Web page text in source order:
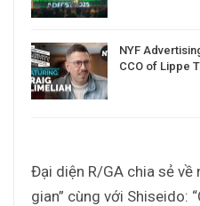
NYF
CCO of Lippe
Đại diện R/GA chia sẻ
gian” cùng với Shiseido: